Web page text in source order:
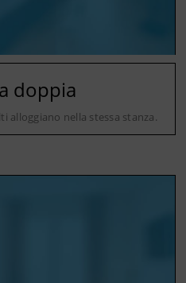
doppia
alloggiano nella stessa stanza.